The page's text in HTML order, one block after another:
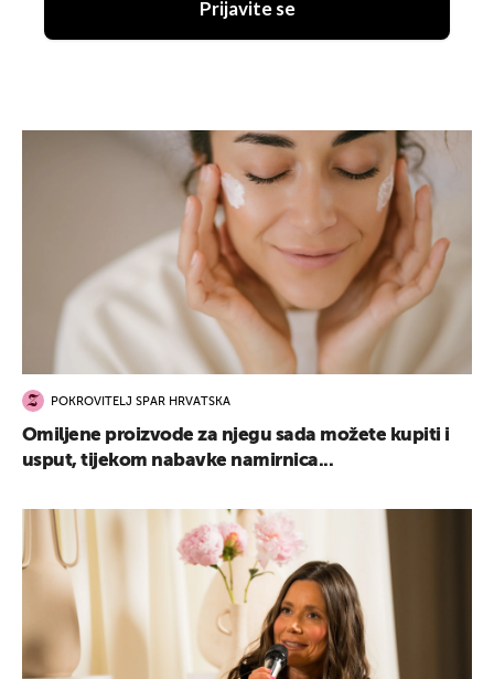
Prijavite se
POKROVITELJ SPAR HRVATSKA
Omiljene proizvode za njegu sada možete kupiti i
usput, tijekom nabavke namirnica...